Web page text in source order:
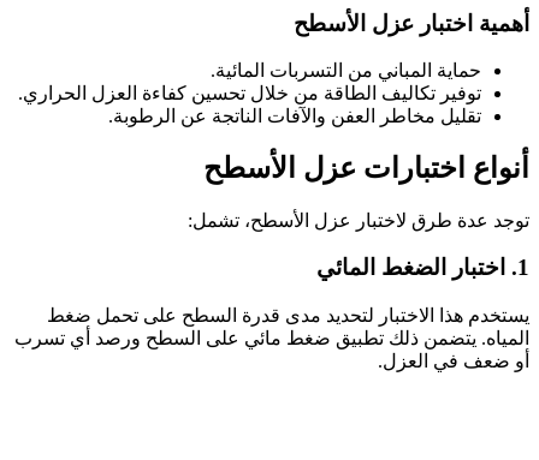
أهمية اختبار عزل الأسطح
حماية المباني من التسربات المائية.
توفير تكاليف الطاقة من خلال تحسين كفاءة العزل الحراري.
تقليل مخاطر العفن والآفات الناتجة عن الرطوبة.
أنواع اختبارات عزل الأسطح
توجد عدة طرق لاختبار عزل الأسطح، تشمل:
1. اختبار الضغط المائي
يستخدم هذا الاختبار لتحديد مدى قدرة السطح على تحمل ضغط
المياه. يتضمن ذلك تطبيق ضغط مائي على السطح ورصد أي تسرب
أو ضعف في العزل.